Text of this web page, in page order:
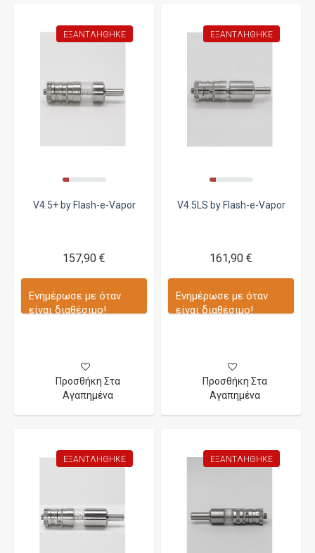
ΕΞΑΝΤΛΉΘΗΚΕ
V4.5+ by Flash-e-Vapor
157,90 €
Ενημέρωσε με όταν
είναι διαθέσιμο!
Προσθήκη Στα
Αγαπημένα
ΕΞΑΝΤΛΉΘΗΚΕ
V4.5LS by Flash-e-Vapor
161,90 €
Ενημέρωσε με όταν
είναι διαθέσιμο!
Προσθήκη Στα
Αγαπημένα
ΕΞΑΝΤΛΉΘΗΚΕ ΕΞΑΝΤΛΉΘΗΚΕ